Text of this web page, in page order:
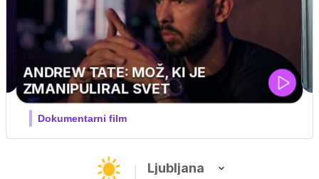
MOJ PRIJATELJ PINGVIN
Film meseca / družinski, pustolovski
Ljubljana